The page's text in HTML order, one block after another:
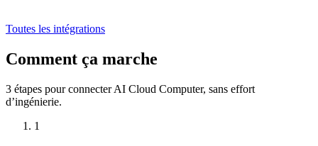
Toutes les intégrations
Comment ça marche
3 étapes pour connecter AI Cloud Computer, sans effort
d’ingénierie.
1